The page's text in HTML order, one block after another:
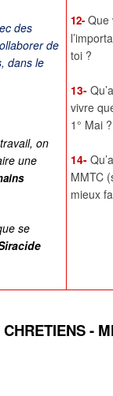
des
de
dans le
on
une
se
12- Que
toi ?
13-
vivre
1° Mai ?
14-
MMTC
mieux
-